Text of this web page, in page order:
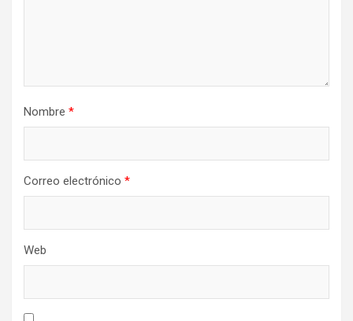
Nombre *
Correo electrónico *
Web